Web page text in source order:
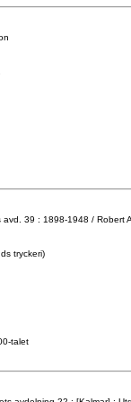
39 : 1898-1948 / Robert
tryckeri)
talet